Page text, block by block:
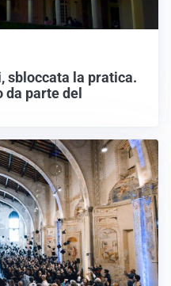
sbloccata la pratica.
da parte del